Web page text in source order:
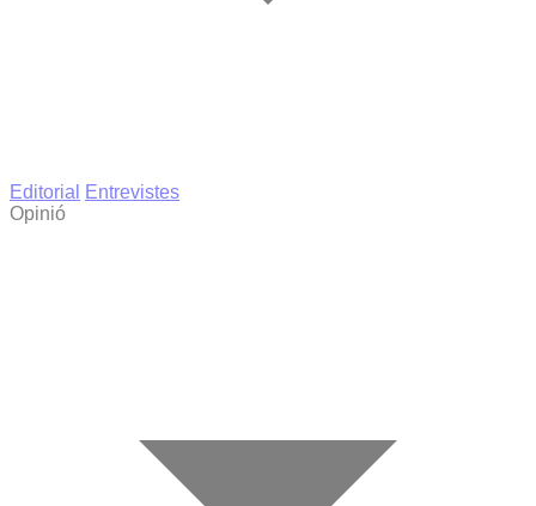
Editorial
Entrevistes
Opinió